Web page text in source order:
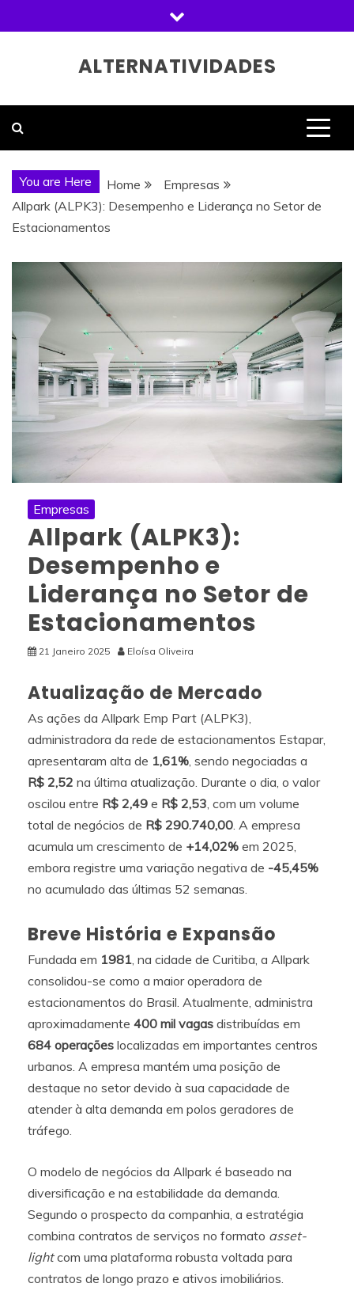
to
ALTERNATIVIDADES
You are Here Home
Empresas
Allpark (ALPK3): Desempenho e Liderança no Setor de
Estacionamentos
Empresas
Allpark (ALPK3):
Desempenho e
Liderança no Setor de
Estacionamentos
21 Janeiro 2025 Eloísa Oliveira
Atualização de Mercado
As ações da Allpark Emp Part (ALPK3),
administradora da rede de estacionamentos Estapar,
apresentaram alta de 1,61% , sendo negociadas a
R$ 2,52 na última atualização. Durante o dia, o valor
oscilou entre R$ 2,49 e R$ 2,53 , com um volume
total de negócios de R$ 290.740,00 . A empresa
acumula um crescimento de +14,02% em 2025,
embora registre uma variação negativa de -45,45%
no acumulado das últimas 52 semanas.
Breve História e Expansão
Fundada em 1981 , na cidade de Curitiba, a Allpark
consolidou-se como a maior operadora de
estacionamentos do Brasil. Atualmente, administra
aproximadamente 400 mil vagas distribuídas em
684 operações localizadas em importantes centros
urbanos. A empresa mantém uma posição de
destaque no setor devido à sua capacidade de
atender à alta demanda em polos geradores de
tráfego.
O modelo de negócios da Allpark é baseado na
diversificação e na estabilidade da demanda.
Segundo o prospecto da companhia, a estratégia
combina contratos de serviços no formato asset-
lightcom uma plataforma robusta voltada para
contratos de longo prazo e ativos imobiliários.